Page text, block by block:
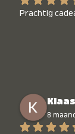
Prachtig
8